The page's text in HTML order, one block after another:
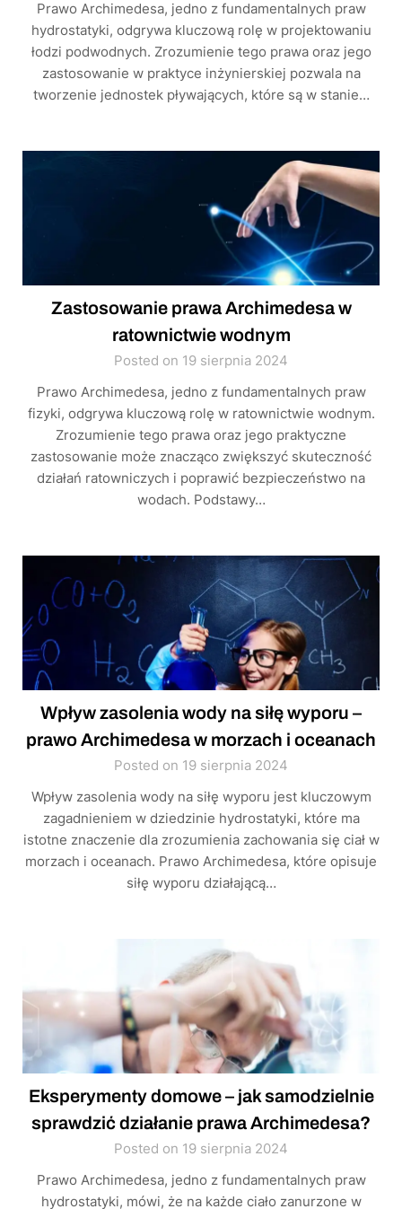
Prawo Archimedesa, jedno z fundamentalnych praw
hydrostatyki, odgrywa kluczową rolę w projektowaniu
łodzi podwodnych. Zrozumienie tego prawa oraz jego
zastosowanie w praktyce inżynierskiej pozwala na
tworzenie jednostek pływających, które są w stanie…
Zastosowanie prawa Archimedesa w
ratownictwie wodnym
Posted on 19 sierpnia 2024
Prawo Archimedesa, jedno z fundamentalnych praw
fizyki, odgrywa kluczową rolę w ratownictwie wodnym.
Zrozumienie tego prawa oraz jego praktyczne
zastosowanie może znacząco zwiększyć skuteczność
działań ratowniczych i poprawić bezpieczeństwo na
wodach. Podstawy…
Wpływ zasolenia wody na siłę wyporu –
prawo Archimedesa w morzach i oceanach
Posted on 19 sierpnia 2024
Wpływ zasolenia wody na siłę wyporu jest kluczowym
zagadnieniem w dziedzinie hydrostatyki, które ma
istotne znaczenie dla zrozumienia zachowania się ciał w
morzach i oceanach. Prawo Archimedesa, które opisuje
siłę wyporu działającą…
Eksperymenty domowe – jak samodzielnie
sprawdzić działanie prawa Archimedesa?
Posted on 19 sierpnia 2024
Prawo Archimedesa, jedno z fundamentalnych praw
hydrostatyki, mówi, że na każde ciało zanurzone w